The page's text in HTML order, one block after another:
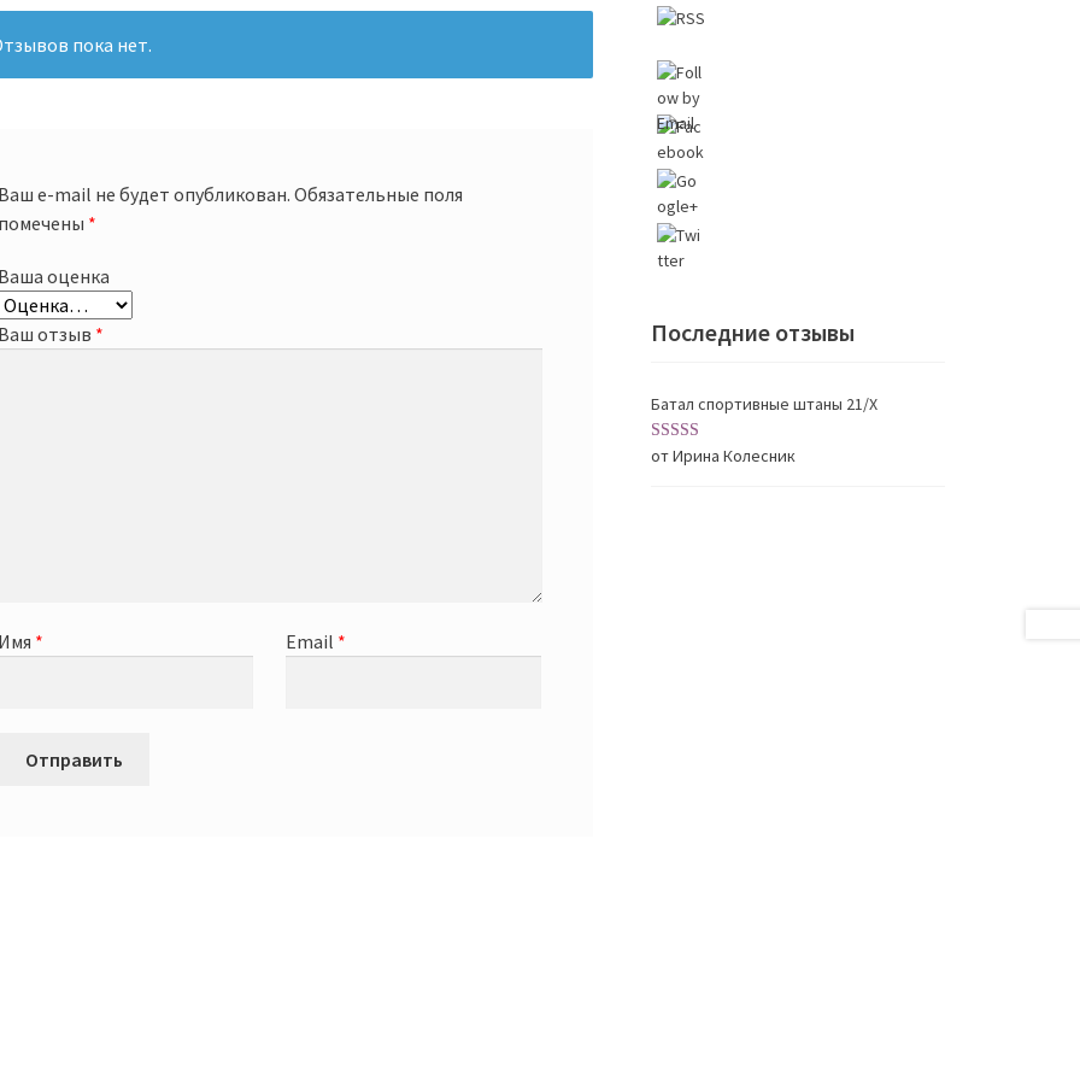
пока нет.
e-mail не будет опубликован. Обязательные поля
*
оценка
отзыв *
* Email *
https://origi
portivnyj-Последние отзывы
Батал спортивные штаны 21/X
Оценка5 из
от Ирина Колесник